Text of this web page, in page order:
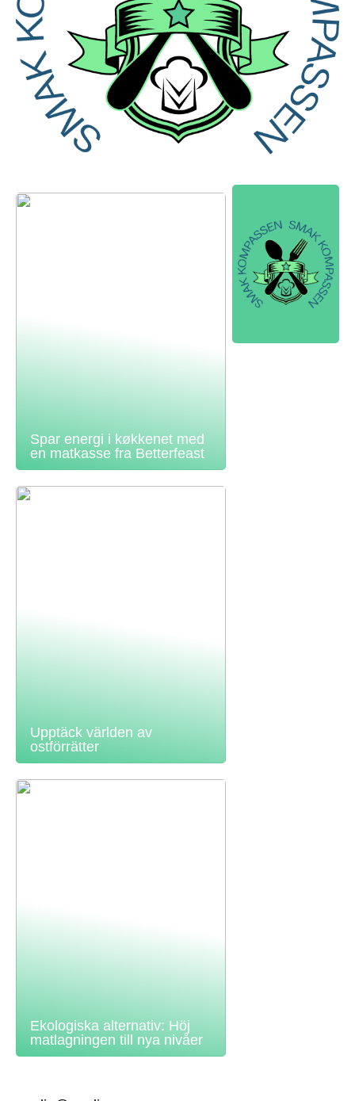
Spar energi i køkkenet med
en matkasse fra Betterfeast
Upptäck världen av
ostförrätter
Ekologiska alternativ: Höj
matlagningen till nya nivåer